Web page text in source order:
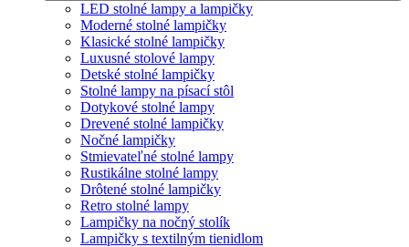
LED stolné lampy a lampičky
Moderné stolné lampičky
Klasické stolné lampičky
Luxusné stolové lampy
Detské stolné lampičky
Stolné lampy na písací stôl
Dotykové stolné lampy
Drevené stolné lampičky
Nočné lampičky
Stmievateľné stolné lampy
Rustikálne stolné lampy
Drôtené stolné lampičky
Retro stolné lampy
Lampičky na nočný stolík
Lampičky s textilným tienidlom